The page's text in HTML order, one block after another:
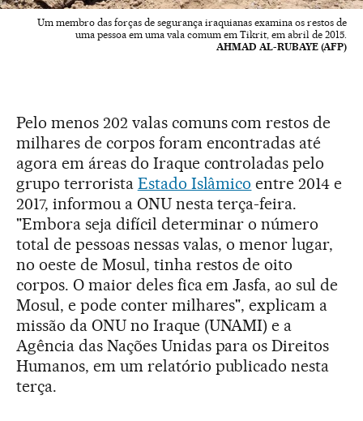
Um membro das forças de segurança iraquianas examina os restos de
uma pessoa em uma vala comum em Tikrit, em abril de 2015.
AHMAD AL-RUBAYE (AFP)
Pelo menos 202 valas comuns com restos de
milhares de corpos foram encontradas até
agora em áreas do Iraque controladas pelo
grupo terrorista Estado Islâmico entre 2014 e
2017, informou a ONU nesta terça-feira.
"Embora seja difícil determinar o número
total de pessoas nessas valas, o menor lugar,
no oeste de Mosul, tinha restos de oito
corpos. O maior deles fica em Jasfa, ao sul de
Mosul, e pode conter milhares", explicam a
missão da ONU no Iraque (UNAMI) e a
Agência das Nações Unidas para os Direitos
Humanos, em um relatório publicado nesta
terça.